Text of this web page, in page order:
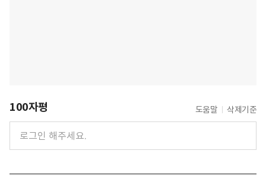
100자평 도움말 삭제기준